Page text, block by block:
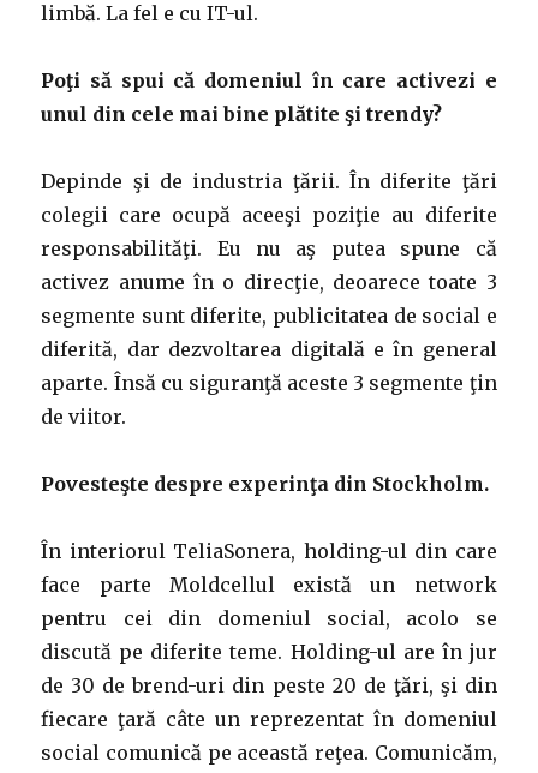
limbă. La fel e cu IT-ul.
Poţi să spui că domeniul în care activezi e
unul din cele mai bine plătite şi trendy?
Depinde şi de industria ţării. În diferite ţări
colegii care ocupă aceeşi poziţie au diferite
responsabilităţi. Eu nu aş putea spune că
activez anume în o direcţie, deoarece toate 3
segmente sunt diferite, publicitatea de social e
diferită, dar dezvoltarea digitală e în general
aparte. Însă cu siguranţă aceste 3 segmente ţin
de viitor.
Povesteşte despre experinţa din Stockholm.
În interiorul TeliaSonera, holding-ul din care
face parte Moldcellul există un network
pentru cei din domeniul social, acolo se
discută pe diferite teme. Holding-ul are în jur
de 30 de brend-uri din peste 20 de ţări, şi din
fiecare ţară câte un reprezentat în domeniul
social comunică pe această reţea. Comunicăm,